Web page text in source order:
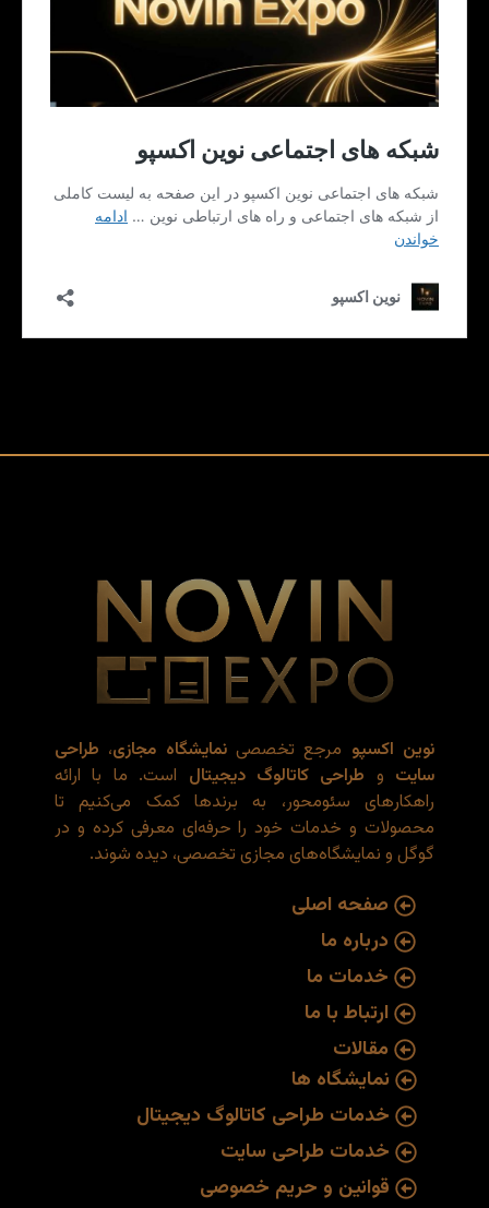
نوین اکسپو مرجع تخصصینمایشگاه مجازی، طراحی
سایت و طراحی کاتالوگ دیجیتال است. ما با ارائه
راهکارهای سئو‌محور، به برندها کمک می‌کنیم تا
محصولات و خدمات خود را حرفه‌ای معرفی کرده و در
گوگل و نمایشگاه‌های مجازی تخصصی، دیده شوند.
صفحه اصلی
درباره ما
خدمات ما
ارتباط با ما
مقالات
نمایشگاه ها
خدمات طراحی کاتالوگ دیجیتال
خدمات طراحی سایت
قوانین و حریم خصوصی